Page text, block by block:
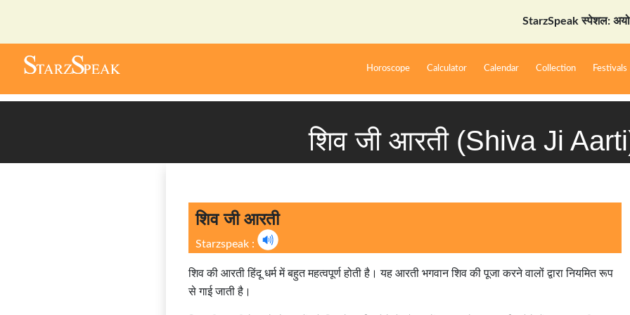
StarzSpeak स्पेशल: अयोध्या दर्शन
Horoscope Calculator Calendar Collection Festivals
शिव जी आरती (Shiva Ji
शिव जी आरती
Starzspeak :
शिव की आरती हिंदू धर्म में बहुत महत्वपूर्ण होती है। यह आरती भगवान शिव की पूजा करने वालों द्वारा नियमित रूप
से गाई जाती है।